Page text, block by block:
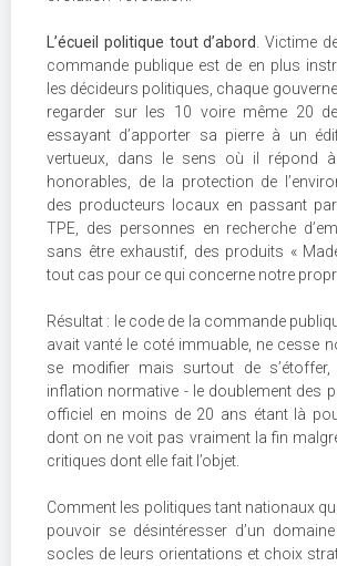
L’écueil politique tout d’abord . Victime
commande publique est de en plus
les décideurs politiques, chaque
regarder sur les 10 voire même 20
essayant d’apporter sa pierre à un
vertueux, dans le sens où il répond
honorables, de la protection de
des producteurs locaux en passant
TPE, des personnes en recherche
sans être exhaustif, des produits «
tout cas pour ce qui concerne notre
Résultat : le code de la commande
avait vanté le coté immuable, ne cesse
se modifier mais surtout de s’étoffer,
inflation normative - le doublement des
officiel en moins de 20 ans étant là
dont on ne voit pas vraiment la fin
critiques dont elle fait l’objet.
Comment les politiques tant nationaux
pouvoir se désintéresser d’un
socles de leurs orientations et choix